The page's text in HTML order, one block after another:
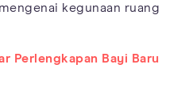
kegunaan ruang
Perlengkapan Bayi Baru